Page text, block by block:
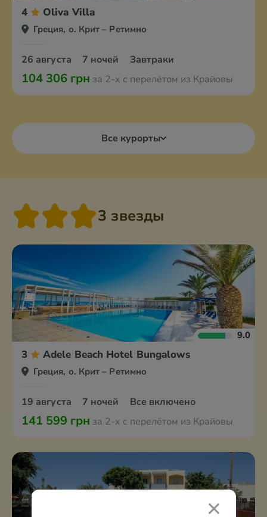
4 Oliva Villa
Греция, о. Крит – Ретимно
26 августа 7 ночей Завтраки
104 306 грн за 2-х с перелётом из Крайовы
Все курорты
3 звезды
9.0
3 Adele Beach Hotel Bungalows
Греция, о. Крит – Ретимно
19 августа 7 ночей Все включено
141 599 грн за 2-х с перелётом из Крайовы